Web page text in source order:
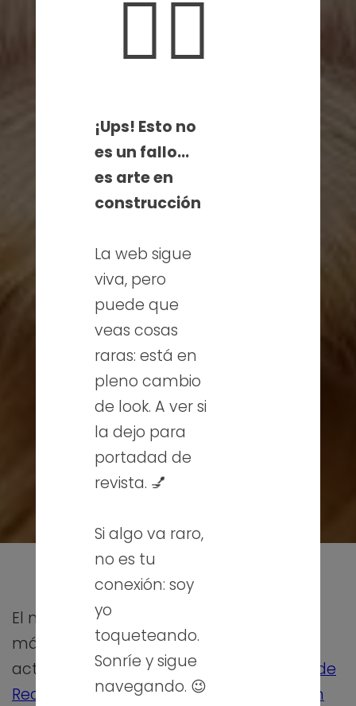
El mes pasado concluimos una edición
más del curso «Programar y hacer
actividades con Scratch 3.0» del
Centro de
Recursos del Profesorado y Formación en
🤦‍♀️
¡Ups! Esto no
es un fallo…
es arte en
construcción
La web sigue
viva, pero
puede que
veas cosas
raras: está en
pleno cambio
de look. A ver si
la dejo para
portadad de
revista. 💅
Si algo va raro,
no es tu
conexión: soy
yo
toqueteando.
Sonríe y sigue
navegando. 😉